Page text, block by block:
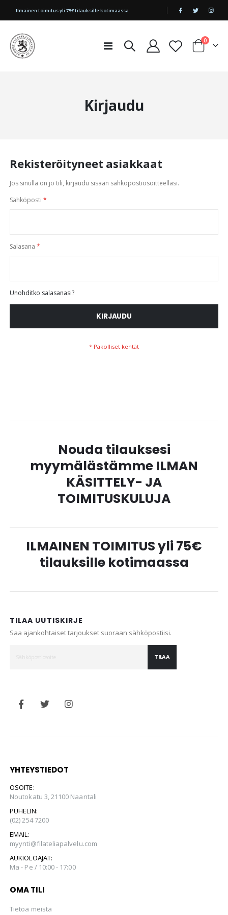
|
Ilmainen toimitus yli 75€ tilauksille kotimaassa
Toggle
Cart
0tuotetta
Kirjaudu
Rekisteröityneet asiakkaat
Jos sinulla on jo tili, kirjaudu sisään sähköpostiosoitteellasi.
Sähköposti
Salasana
Unohditko salasanasi?
KIRJAUDU
Nouda tilauksesi
myymälästämme ILMAN
KÄSITTELY- JA
TOIMITUSKULUJA
ILMAINEN TOIMITUS yli 75€
tilauksille kotimaassa
TILAA UUTISKIRJE
Saa ajankohtaiset tarjoukset suoraan sähköpostiisi.
TILAA
YHTEYSTIEDOT
OSOITE:
Noutokatu 3, 21100 Naantali
PUHELIN:
(02) 254 7200
EMAIL:
myynti@filateliapalvelu.com
AUKIOLOAJAT:
Ma - Pe / 10:00 - 17:00
OMA TILI
Tietoa meistä